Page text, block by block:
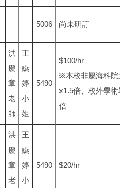
5006 尚未研訂
洪
慶
章
老
師
王
嬿
婷
小
姐
5490
$100/hr
※本校非屬海科院
x1.5倍、校外學
倍
洪
慶
章
老
王
嬿
婷
小
5490 $20/hr